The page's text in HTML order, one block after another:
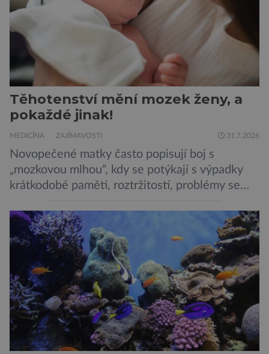
Těhotenství mění mozek ženy, a
pokaždé jinak!
MEDICÍNA ZAJÍMAVOSTI 31.7.2026
Novopečené matky často popisují boj s
„mozkovou mlhou“, kdy se potýkají s výpadky
krátkodobé paměti, roztržitostí, problémy se
obtíže byly dlouhou dobu připisovány
nedostatku spánku a stresu při péči o
novorozence. Nyní se však ukazuje, že za tím
stojí změny v mozku vyvolané těhotenstvím!
Poporodní mozková mlha, v angličtině […]